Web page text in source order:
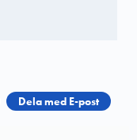
Dela med E-post